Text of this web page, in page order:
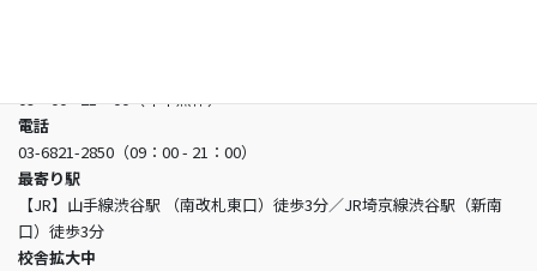
09：00 - 21：00（年中無休）
電話
03-6821-2850（09：00 - 21：00）
最寄り駅
【JR】山手線渋谷駅 （南改札東口）徒歩3分／JR埼京線渋谷駅（新南
口）徒歩3分
校舎拡大中